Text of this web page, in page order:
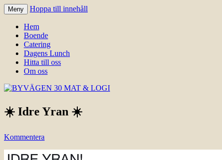
BYVÄGEN 30 MAT & LOGI
upplevelse hos oss.
Meny Hoppa till innehåll
Hem
Boende
Catering
Dagens Lunch
Hitta till oss
Om oss
☀️ Idre Yran ☀️
Kommentera